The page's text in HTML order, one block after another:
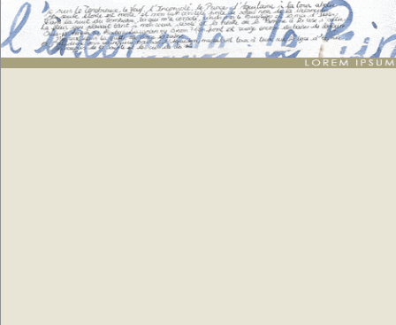
Texte arabe: génération de 5 listes